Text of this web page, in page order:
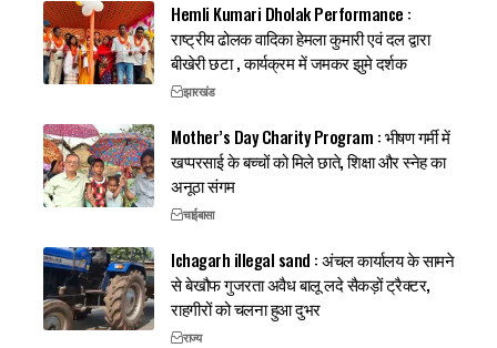
Hemli Kumari Dholak Performance :
राष्ट्रीय ढोलक वादिका हेमला कुमारी एवं दल द्वारा
बीखेरी छटा , कार्यक्रम में जमकर झुमे दर्शक
झारखंड
Mother’s Day Charity Program : भीषण गर्मी में
खप्परसाई के बच्चों को मिले छाते, शिक्षा और स्नेह का
अनूठा संगम
चाईबासा
Ichagarh illegal sand : अंचल कार्यालय के सामने
से बेखौफ गुजरता अवैध बालू लदे सैकड़ों ट्रैक्टर,
राहगीरों को चलना हुआ दुभर
राज्य